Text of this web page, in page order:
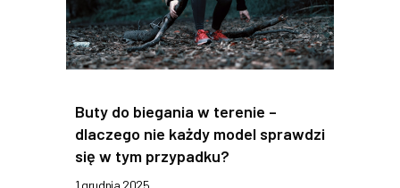
Buty do biegania w terenie –
dlaczego nie każdy model sprawdzi
się w tym przypadku?